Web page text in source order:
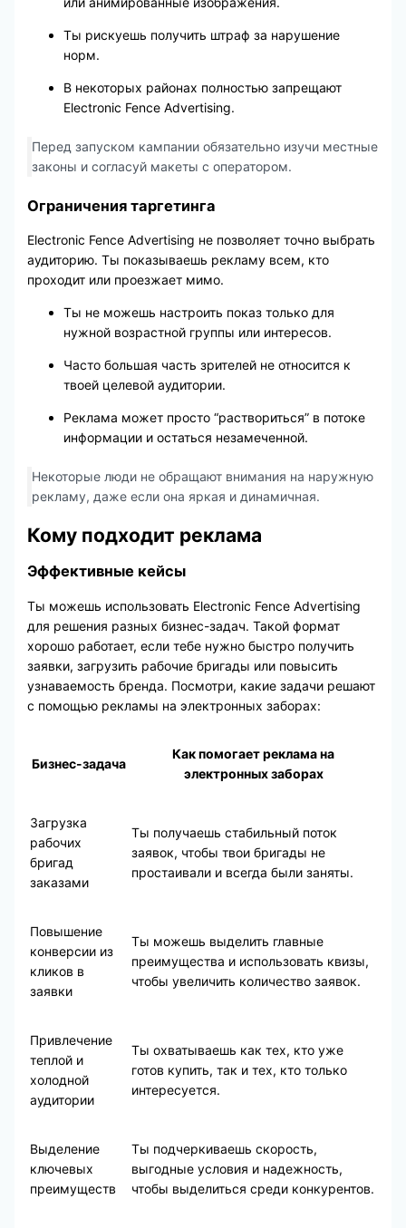
Ты рискуешь получить штраф за нарушение
норм.
В некоторых районах полностью запрещают
Electronic Fence Advertising.
Перед запуском кампании обязательно изучи местные
законы и согласуй макеты с оператором.
Ограничения таргетинга
Electronic Fence Advertising не позволяет точно выбрать
аудиторию. Ты показываешь рекламу всем, кто
проходит или проезжает мимо.
Ты не можешь настроить показ только для
нужной возрастной группы или интересов.
Часто большая часть зрителей не относится к
твоей целевой аудитории.
Реклама может просто “раствориться” в потоке
информации и остаться незамеченной.
Некоторые люди не обращают внимания на наружную
рекламу, даже если она яркая и динамичная.
Кому подходит реклама
Эффективные кейсы
Ты можешь использовать Electronic Fence Advertising
для решения разных бизнес-задач. Такой формат
хорошо работает, если тебе нужно быстро получить
заявки, загрузить рабочие бригады или повысить
узнаваемость бренда. Посмотри, какие задачи решают
с помощью рекламы на электронных заборах:
Бизнес-задача
Как помогает реклама на
электронных заборах
Загрузка
рабочих
бригад
заказами
Ты получаешь стабильный поток
заявок, чтобы твои бригады не
простаивали и всегда были заняты.
Повышение
конверсии из
кликов в
заявки
Ты можешь выделить главные
преимущества и использовать квизы,
чтобы увеличить количество заявок.
Привлечение
теплой и
холодной
аудитории
Ты охватываешь как тех, кто уже
готов купить, так и тех, кто только
интересуется.
Выделение
ключевых
преимуществ
Ты подчеркиваешь скорость,
выгодные условия и надежность,
чтобы выделиться среди конкурентов.